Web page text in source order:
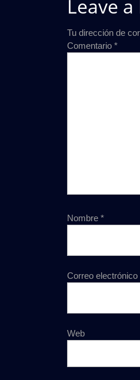
Leave
Tu dirección de
Comentario *
Nombre *
Correo electrónico
Web